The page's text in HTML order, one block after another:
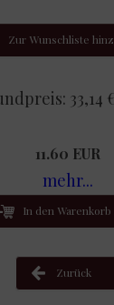
Zur Wunschliste
33,14
11.60 EUR
mehr...
In den
Zurück